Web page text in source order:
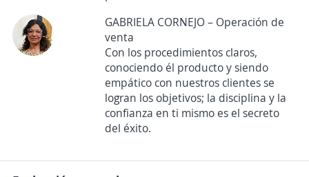
GABRIELA CORNEJO – Operación de
venta
Con los procedimientos claros,
conociendo él producto y siendo
empático con nuestros clientes se
logran los objetivos; la disciplina y la
confianza en ti mismo es el secreto
del éxito.